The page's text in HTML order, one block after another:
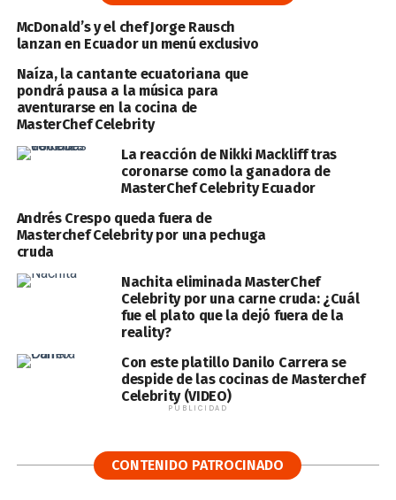
McDonald’s y el chef Jorge Rausch
lanzan en Ecuador un menú exclusivo
Naíza, la cantante ecuatoriana que
pondrá pausa a la música para
aventurarse en la cocina de
MasterChef Celebrity
La reacción de Nikki Mackliff tras
coronarse como la ganadora de
MasterChef Celebrity Ecuador
Andrés Crespo queda fuera de
Masterchef Celebrity por una pechuga
cruda
Nachita eliminada MasterChef
Celebrity por una carne cruda: ¿Cuál
fue el plato que la dejó fuera de la
reality?
Con este platillo Danilo Carrera se
despide de las cocinas de Masterchef
Celebrity (VIDEO)
PUBLICIDAD
CONTENIDO PATROCINADO